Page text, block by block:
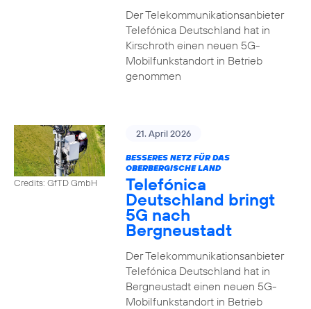
Der Telekommunikationsanbieter
Telefónica Deutschland hat in
Kirschroth einen neuen 5G-
Mobilfunkstandort in Betrieb
genommen
Credits: GfTD GmbH
21. April 2026
BESSERES NETZ FÜR DAS
OBERBERGISCHE LAND
Telefónica
Deutschland bringt
5G nach
Bergneustadt
Der Telekommunikationsanbieter
Telefónica Deutschland hat in
Bergneustadt einen neuen 5G-
Mobilfunkstandort in Betrieb